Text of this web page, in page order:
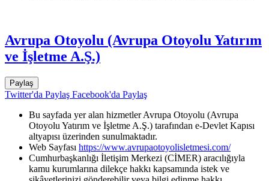
Avrupa Otoyolu (Avrupa Otoyolu Yatırım
ve İşletme A.Ş.)
Paylaş
Twitter'da Paylaş Facebook'da Paylaş
Bu sayfada yer alan hizmetler Avrupa Otoyolu (Avrupa
Otoyolu Yatırım ve İşletme A.Ş.) tarafından e-Devlet Kapısı
altyapısı üzerinden sunulmaktadır.
Web Sayfası https://www.avrupaotoyolisletmesi.com/
Cumhurbaşkanlığı İletişim Merkezi (CİMER) aracılığıyla
kamu kurumlarına dilekçe hakkı kapsamında istek ve